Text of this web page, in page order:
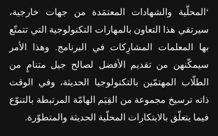
‘المحلّية والشهادات المعتمَدة من جهات خارجية،
سيرتقي هذا التعاون بالمهارات التكنولوجية التي تتمتّع
بها المعلمات المشارِكات في البرنامج. وهذا الأمر
سيمكّنهن من تقديم الأفضل لصالح جيل متنامٍ من
الطلّاب المهتمّين بالتكنولوجيا الحديثة، وفي الوقت
ذاته ترسيخ مجموعة من القِيَم الهامّة المرتبطة بالتنوّع
فيما يتعلّق بالابتكارات المحلّية الحديثة والمتطوّرة.